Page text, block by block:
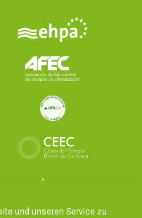
und unseren Service zu